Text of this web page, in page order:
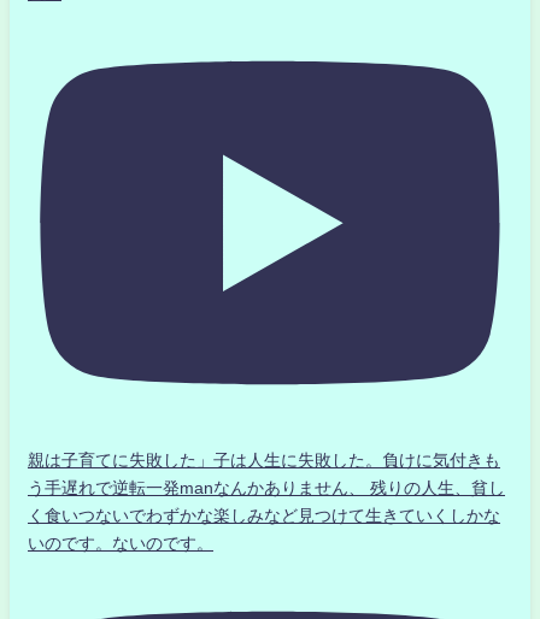
親は子育てに失敗した」子は人生に失敗した。負けに気付きも
う手遅れで逆転一発manなんかありません、 残りの人生、貧し
く食いつないでわずかな楽しみなど見つけて生きていくしかな
いのです。ないのです。